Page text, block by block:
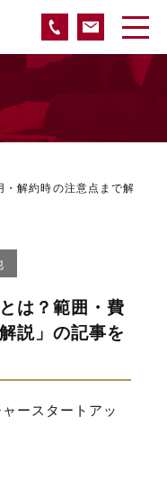
・解約時の注意点まで解
は？範囲・費
説」の記事を
ースタートアッ